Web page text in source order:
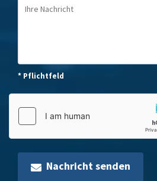
* Pflichtfeld
Nachricht senden